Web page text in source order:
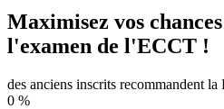
Maximisez vos
l'examen de l'ECCT !
des anciens inscrits recommandent la
0 %